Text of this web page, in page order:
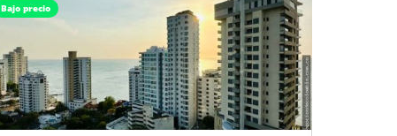
Bajo precio